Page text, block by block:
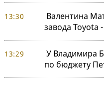
13:30
Валентина
завода Toyota
13:29
У Владимира
по бюджету